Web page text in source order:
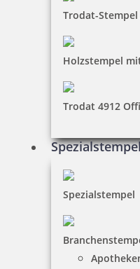
Trodat-
Holzstempel
Trodat 4912
Spezialstempel